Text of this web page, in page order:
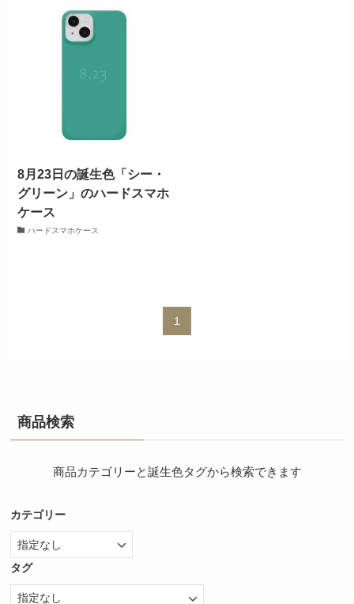
8月23日の誕生色「シー・
グリーン」のハードスマホ
ケース
ハードスマホケース
1
商品検索
商品カテゴリーと誕生色タグから検索できます
カテゴリー
タグ